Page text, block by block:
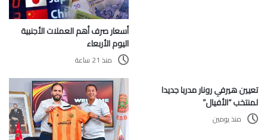
أسعار صرف أهم العملات الأجنبية
اليوم الأربعاء
منذ 21 ساعة
تعيين هيرفي رونار مدربا جديدا
لمنتخب “الأفيال”
منذ يومين